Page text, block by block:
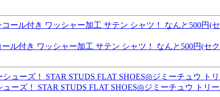
ル付き ワッシャー加工 サテン シャツ！ なんと500円(
ーズ！ STAR STUDS FLAT SHOES◎ジミーチュウ トリ